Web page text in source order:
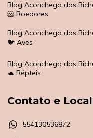
Blog Aconchego dos
🐹 Roedores
Blog Aconchego dos
🐦 Aves
Blog Aconchego dos
🐢 Répteis
Contato e
554130536872